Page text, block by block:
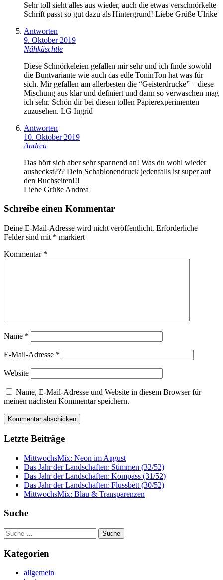
Sehr toll sieht alles aus wieder, auch die etwas verschnörkelte
Schrift passt so gut dazu als Hintergrund! Liebe Grüße Ulrike
Antworten
9. Oktober 2019
Nähkäschtle
Diese Schnörkeleien gefallen mir sehr und ich finde sowohl
die Buntvariante wie auch das edle ToninTon hat was für
sich. Mir gefallen am allerbesten die “Geisterdrucke” – diese
Mischung aus klar und definiert und dann so verwaschen mag
ich sehr. Schön dir bei diesen tollen Papierexperimenten
zuzusehen. LG Ingrid
Antworten
10. Oktober 2019
Andrea
Das hört sich aber sehr spannend an! Was du wohl wieder
ausheckst??? Dein Schablonendruck jedenfalls ist super auf
den Buchseiten!!!
Liebe Grüße Andrea
Schreibe einen Kommentar
Deine E-Mail-Adresse wird nicht veröffentlicht. Erforderliche
Felder sind mit * markiert
Kommentar *
Name *
E-Mail-Adresse *
Website
Name, E-Mail-Adresse und Website in diesem Browser für
meinen nächsten Kommentar speichern.
Letzte Beiträge
MittwochsMix: Neon im August
Das Jahr der Landschaften: Stimmen (32/52)
Das Jahr der Landschaften: Kompass (31/52)
Das Jahr der Landschaften: Flussbett (30/52)
MittwochsMix: Blau & Transparenzen
Suche
Suche
nach:
Kategorien
allgemein